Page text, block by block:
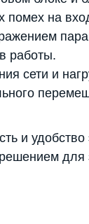
помех на
работы.
сети и
и